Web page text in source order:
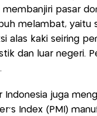
pasar
melambat, yaitu
alas kaki seiring
dan luar negeri.
Indonesia juga
Index (PMI)